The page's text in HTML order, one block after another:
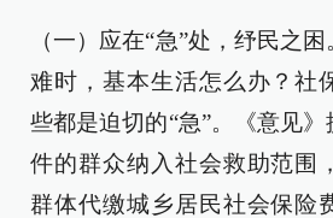
（一）应在“急”处，纾民之
难时，基本生活怎么办？社
些都是迫切的“急”。《意见
件的群众纳入社会救助范围
群体代缴城乡居民社会保险